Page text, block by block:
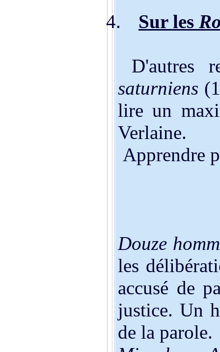
4. Sur les
D'autres
saturniens
lire un
Verlaine.
Apprendre
Douze
les
accusé de
justice. Un
de la parole.